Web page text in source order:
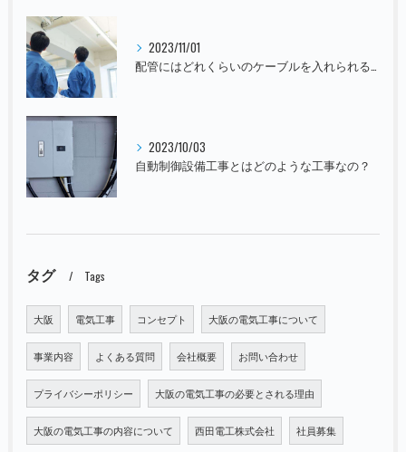
2023/11/01
2023/10/03
自動制御設備工事とはどのような工事なの？
タグ Tags
大阪 電気工事 コンセプト 大阪の電気工事について
事業内容 よくある質問 会社概要 お問い合わせ
プライバシーポリシー 大阪の電気工事の必要とされる理由
大阪の電気工事の内容について 西田電工株式会社 社員募集